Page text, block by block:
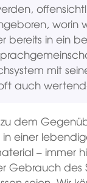
worin
bereits in ein
mit
auch
dem
einer
– immer
Gebrauch